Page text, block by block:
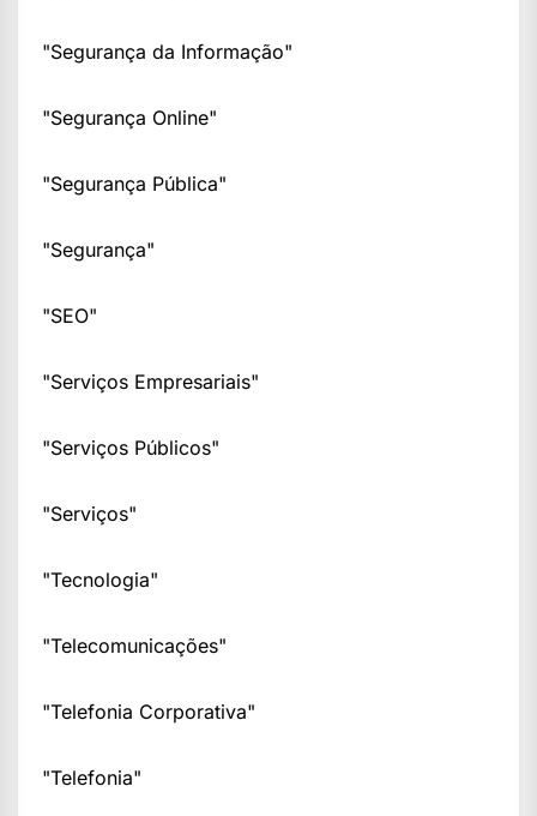
"Segurança da Informação"
"Segurança Online"
"Segurança Pública"
"Segurança"
"SEO"
"Serviços Empresariais"
"Serviços Públicos"
"Serviços"
"Tecnologia"
"Telecomunicações"
"Telefonia Corporativa"
"Telefonia"